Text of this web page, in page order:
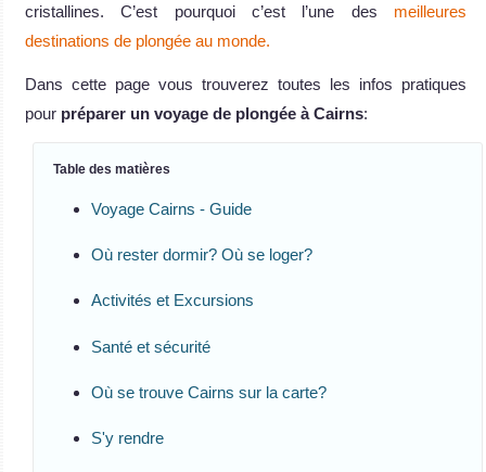
cristallines. C’est pourquoi c’est l’une des meilleures
destinations de plongée au monde.
Dans cette page vous trouverez toutes les infos pratiques
pour préparer un voyage de plongée à Cairns:
Table des matières
Voyage Cairns - Guide
Où rester dormir? Où se loger?
Activités et Excursions
Santé et sécurité
Où se trouve Cairns sur la carte?
S'y rendre